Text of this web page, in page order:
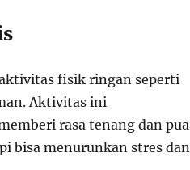
fisik ringan seperti
Aktivitas ini
rasa tenang dan
bisa menurunkan stres dan